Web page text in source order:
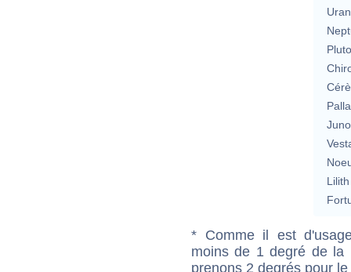
Lilith
* Comme il est
moins de 1 degré de la
prenons 2 degrés pour